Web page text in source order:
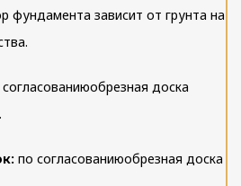
фундамента зависит от грунта на
обрезная доска
по согласованиюобрезная доска